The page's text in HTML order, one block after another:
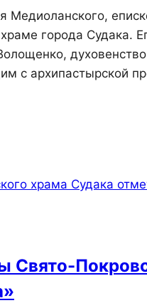
Медиоланского,
города Судака.
с архипастырской
Свято-